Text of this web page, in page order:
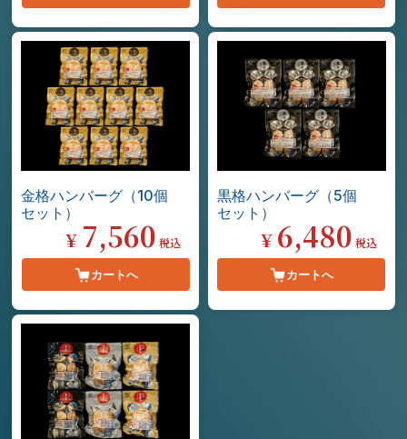
金格ハンバーグ（10個
セット）
¥ 7,560 税込
カートへ
黒格ハンバーグ（5個
セット）
¥ 6,480 税込
カートへ